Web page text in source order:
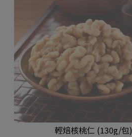
輕焙核桃仁 (130g/包)